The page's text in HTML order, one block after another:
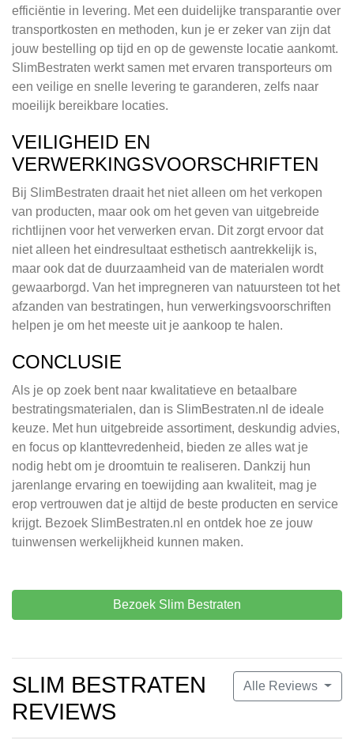
efficiëntie in levering. Met een duidelijke transparantie over
transportkosten en methoden, kun je er zeker van zijn dat
jouw bestelling op tijd en op de gewenste locatie aankomt.
SlimBestraten werkt samen met ervaren transporteurs om
een veilige en snelle levering te garanderen, zelfs naar
moeilijk bereikbare locaties.
VEILIGHEID EN
VERWERKINGSVOORSCHRIFTEN
Bij SlimBestraten draait het niet alleen om het verkopen
van producten, maar ook om het geven van uitgebreide
richtlijnen voor het verwerken ervan. Dit zorgt ervoor dat
niet alleen het eindresultaat esthetisch aantrekkelijk is,
maar ook dat de duurzaamheid van de materialen wordt
gewaarborgd. Van het impregneren van natuursteen tot het
afzanden van bestratingen, hun verwerkingsvoorschriften
helpen je om het meeste uit je aankoop te halen.
CONCLUSIE
Als je op zoek bent naar kwalitatieve en betaalbare
bestratingsmaterialen, dan is SlimBestraten.nl de ideale
keuze. Met hun uitgebreide assortiment, deskundig advies,
en focus op klanttevredenheid, bieden ze alles wat je
nodig hebt om je droomtuin te realiseren. Dankzij hun
jarenlange ervaring en toewijding aan kwaliteit, mag je
erop vertrouwen dat je altijd de beste producten en service
krijgt. Bezoek SlimBestraten.nl en ontdek hoe ze jouw
tuinwensen werkelijkheid kunnen maken.
Bezoek Slim Bestraten
Alle Reviews
SLIM BESTRATEN
REVIEWS